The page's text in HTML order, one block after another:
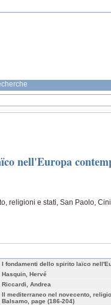
nell'Europa
religioni e stati, San Paolo,
I fondamenti dello spirito laïco
Hasquin, Hervé
Riccardi, Andrea
Il mediterraneo nel novecento,
Balsamo, page (186-204)